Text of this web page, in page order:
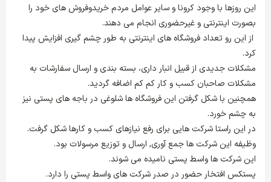
این روزها با وجود کرونا و سایر عوامل مردم خریدوفروش های خود را
بصورت اینترنتی و غیرحضوری انجام می دهند.
از این رو تعداد فروشگاه های اینترنتی به طور چشم گیری افزایش پیدا
کرد.
مشکلات جدیدی از قبیل انبار داری، بسته بندی و ارسال سفارشات به
مشکلات صاحبان کسب و کار کم کم اضافه گردید.
همچنین با شکل گرفتن این فروشگاه ها شلوغی در باجه های پستی نیز
به چشم خورد.
در این راستا شرکت هایی برای رفع نیازهای کسب و کارها شکل گرفت.
وظیفه این شرکت ها جمع آوری, ارسال و توزیع مرسولات بود.
این شرکت ها واسط پستی نامیده می شوند.
پستکس افتخار حضور در صدر شرکت های واسط پستی را دارد.